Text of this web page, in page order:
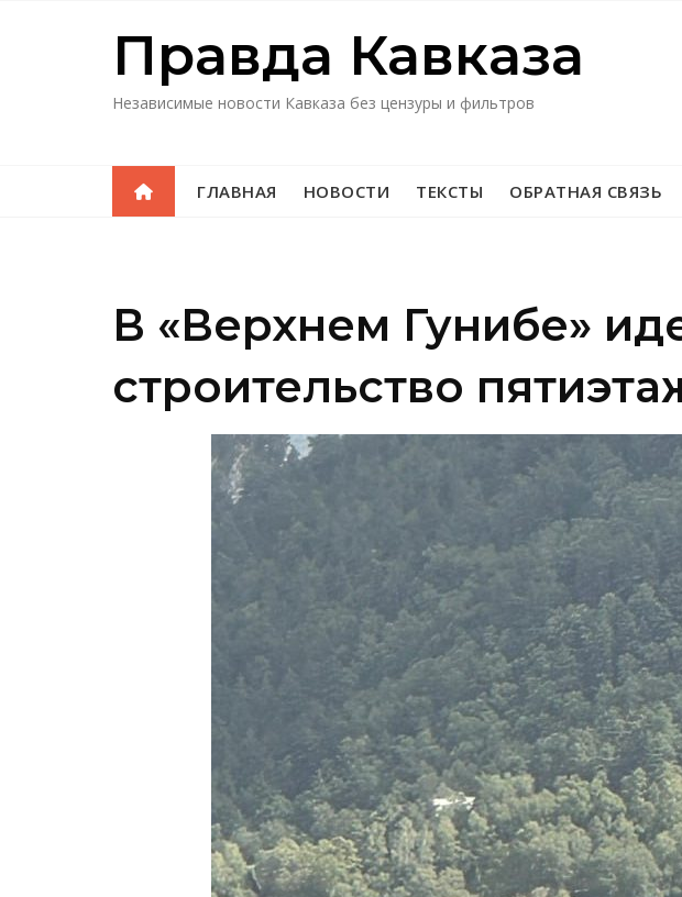
Правда Кавказa
Независимые новости Кавказа без цензуры и фильтров
ГЛАВНАЯ НОВОСТИ ТЕКСТЫ ОБРАТНАЯ СВЯЗЬ
В «Верхнем Гунибе»
строительство